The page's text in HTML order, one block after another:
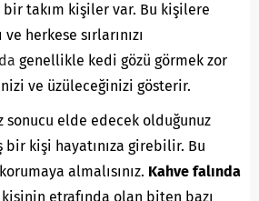
bir takım kişiler var. Bu kişilere
herkese sırlarınızı
genellikle kedi gözü görmek zor
ve üzüleceğinizi gösterir.
sonucu elde edecek olduğunuz
bir kişi hayatınıza girebilir. Bu
almalısınız. Kahve falında
etrafında olan biten bazı